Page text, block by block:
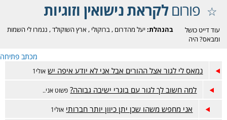
פורוםלקראת נישואין וזוגיות
בהנהלת: יעל מהדרום ,ברוקולי , ארץ השוקולד, נגמרו לי השמות
עוד דייט כושל
ומבאס? היה
טוב? זה המקום.
מכתב פתיחה
נמאס לי לגור אצל ההורים אבל אני לא יודע איפה יש אולי1
למה חשוב לך לגור עם בוגרי ישיבה גבוהה? פשוט אני..
אני מחפש משהו שכן יתן כיוון יותר חברותי אולי1